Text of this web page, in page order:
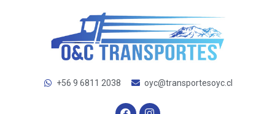
+56 9 6811 2038 oyc@transportesoyc.cl